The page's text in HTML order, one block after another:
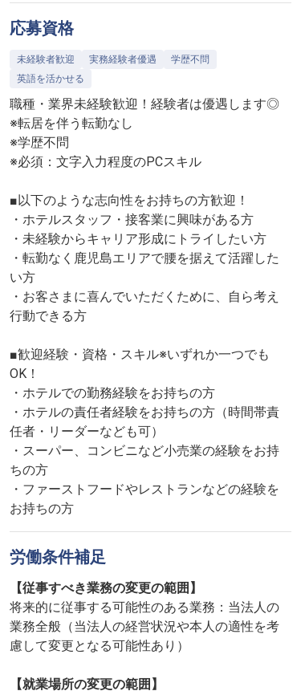
応募資格
未経験者歓迎 実務経験者優遇
学歴不問
英語を活かせる
職種・業界未経験歓迎！経験者は優遇します◎
※転居を伴う転勤なし
※学歴不問
※必須：文字入力程度のPCスキル
■以下のような志向性をお持ちの方歓迎！
・ホテルスタッフ・接客業に興味がある方
・未経験からキャリア形成にトライしたい方
・転勤なく鹿児島エリアで腰を据えて活躍した
い方
・お客さまに喜んでいただくために、自ら考え
行動できる方
■歓迎経験・資格・スキル※いずれか一つでも
OK！
・ホテルでの勤務経験をお持ちの方
・ホテルの責任者経験をお持ちの方（時間帯責
任者・リーダーなども可）
・スーパー、コンビニなど小売業の経験をお持
ちの方
・ファーストフードやレストランなどの経験を
お持ちの方
労働条件補足
【従事すべき業務の変更の範囲】
将来的に従事する可能性のある業務：当法人の
業務全般（当法人の経営状況や本人の適性を考
慮して変更となる可能性あり）
【就業場所の変更の範囲】